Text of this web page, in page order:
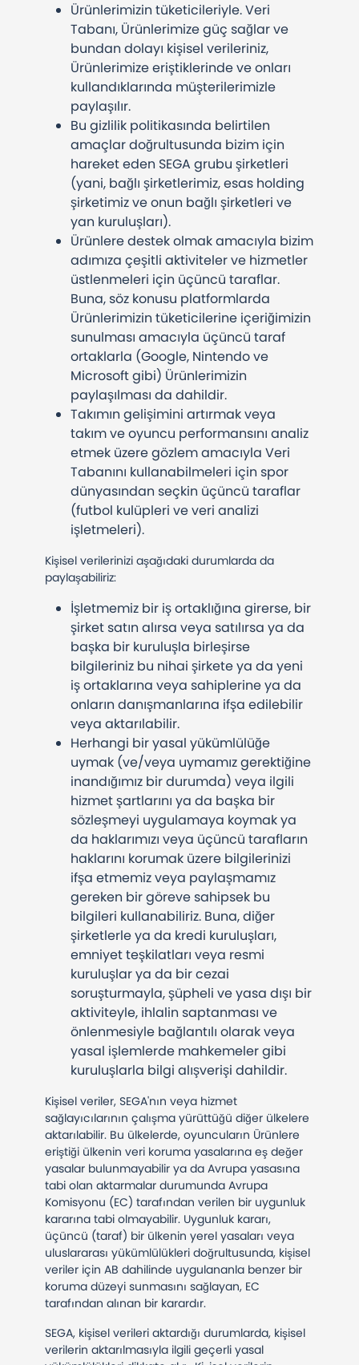
Ürünlerimizin tüketicileriyle. Veri
Tabanı, Ürünlerimize güç sağlar ve
bundan dolayı kişisel verileriniz,
Ürünlerimize eriştiklerinde ve onları
kullandıklarında müşterilerimizle
paylaşılır.
Bu gizlilik politikasında belirtilen
amaçlar doğrultusunda bizim için
hareket eden SEGA grubu şirketleri
(yani, bağlı şirketlerimiz, esas holding
şirketimiz ve onun bağlı şirketleri ve
yan kuruluşları).
Ürünlere destek olmak amacıyla bizim
adımıza çeşitli aktiviteler ve hizmetler
üstlenmeleri için üçüncü taraflar.
Buna, söz konusu platformlarda
Ürünlerimizin tüketicilerine içeriğimizin
sunulması amacıyla üçüncü taraf
ortaklarla (Google, Nintendo ve
Microsoft gibi) Ürünlerimizin
paylaşılması da dahildir.
Takımın gelişimini artırmak veya
takım ve oyuncu performansını analiz
etmek üzere gözlem amacıyla Veri
Tabanını kullanabilmeleri için spor
dünyasından seçkin üçüncü taraflar
(futbol kulüpleri ve veri analizi
işletmeleri).
Kişisel verilerinizi aşağıdaki durumlarda da
paylaşabiliriz:
İşletmemiz bir iş ortaklığına girerse, bir
şirket satın alırsa veya satılırsa ya da
başka bir kuruluşla birleşirse
bilgileriniz bu nihai şirkete ya da yeni
iş ortaklarına veya sahiplerine ya da
onların danışmanlarına ifşa edilebilir
veya aktarılabilir.
Herhangi bir yasal yükümlülüğe
uymak (ve/veya uymamız gerektiğine
inandığımız bir durumda) veya ilgili
hizmet şartlarını ya da başka bir
sözleşmeyi uygulamaya koymak ya
da haklarımızı veya üçüncü tarafların
haklarını korumak üzere bilgilerinizi
ifşa etmemiz veya paylaşmamız
gereken bir göreve sahipsek bu
bilgileri kullanabiliriz. Buna, diğer
şirketlerle ya da kredi kuruluşları,
emniyet teşkilatları veya resmi
kuruluşlar ya da bir cezai
soruşturmayla, şüpheli ve yasa dışı bir
aktiviteyle, ihlalin saptanması ve
önlenmesiyle bağlantılı olarak veya
yasal işlemlerde mahkemeler gibi
kuruluşlarla bilgi alışverişi dahildir.
Kişisel veriler, SEGA'nın veya hizmet
sağlayıcılarının çalışma yürüttüğü diğer ülkelere
aktarılabilir. Bu ülkelerde, oyuncuların Ürünlere
eriştiği ülkenin veri koruma yasalarına eş değer
yasalar bulunmayabilir ya da Avrupa yasasına
tabi olan aktarmalar durumunda Avrupa
Komisyonu (EC) tarafından verilen bir uygunluk
kararına tabi olmayabilir. Uygunluk kararı,
üçüncü (taraf) bir ülkenin yerel yasaları veya
uluslararası yükümlülükleri doğrultusunda, kişisel
veriler için AB dahilinde uygulananla benzer bir
koruma düzeyi sunmasını sağlayan, EC
tarafından alınan bir karardır.
SEGA, kişisel verileri aktardığı durumlarda, kişisel
verilerin aktarılmasıyla ilgili geçerli yasal